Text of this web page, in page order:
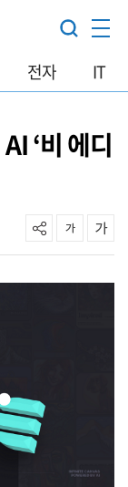
전자 IT
‘비 에디